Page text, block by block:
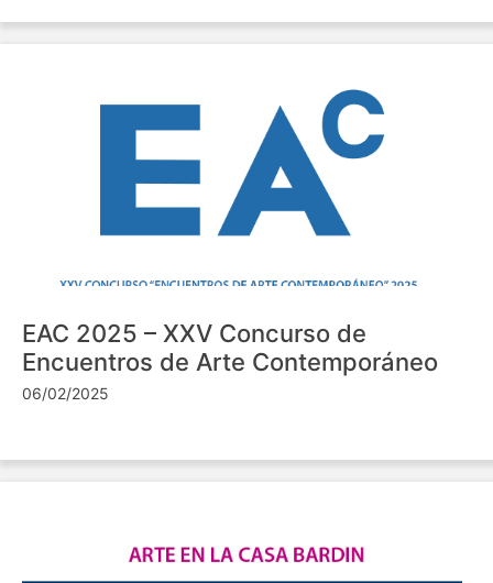
EAC 2025 – XXV Concurso de
Encuentros de Arte Contemporáneo
06/02/2025